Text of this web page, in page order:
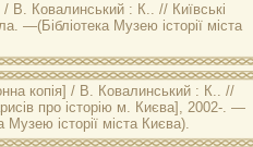
/ В. Ковалинський : К.. // Київські
—(Бібліотека Музею історії міста
копія] / В. Ковалинський : К.. //
про історію м. Києва], 2002-. —
історії міста Києва).